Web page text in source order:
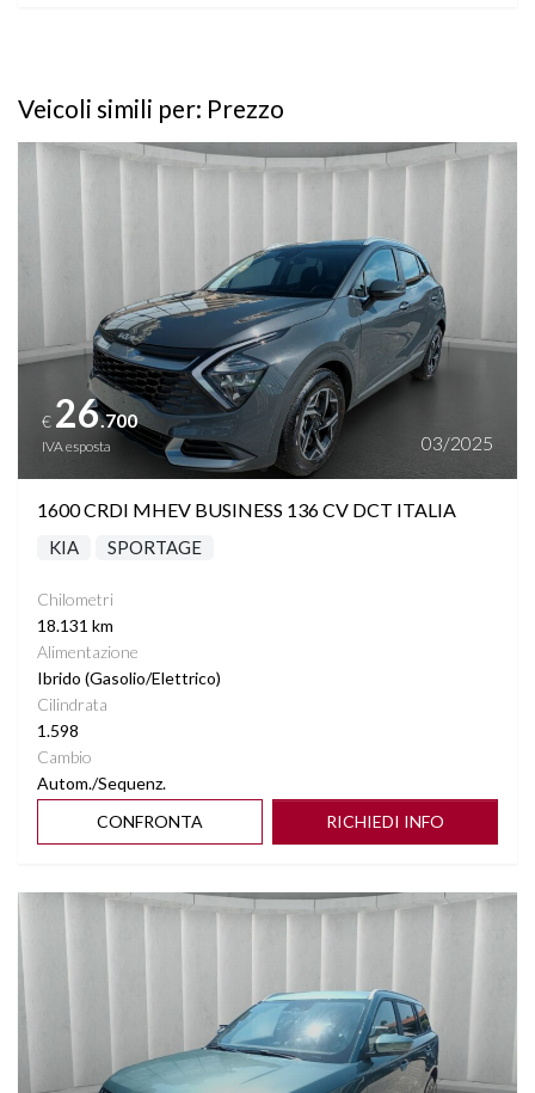
Veicoli simili per: Prezzo
Vedi dettagli
€ 26.700
IVA esposta 03/2025
1600 CRDI MHEV BUSINESS 136 CV DCT ITALIA
KIA SPORTAGE
Chilometri
18.131 km
Alimentazione
Ibrido (Gasolio/Elettrico)
Cilindrata
1.598
Cambio
Autom./Sequenz.
CONFRONTA
RICHIEDI INFO
Vedi dettagli